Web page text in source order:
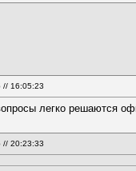
// 16:05:23
легко решаются
// 20:23:33